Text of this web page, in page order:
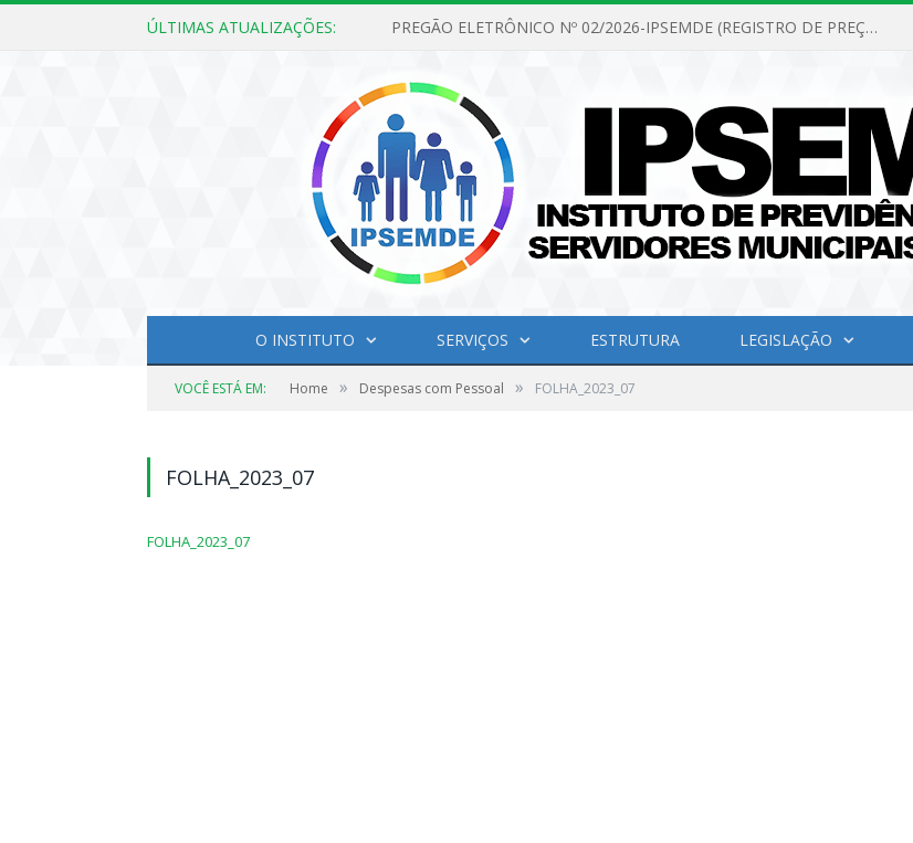
ÚLTIMAS ATUALIZAÇÕES: PREGÃO ELETRÔNICO Nº 02/2026-IPSEMDE (REGISTRO DE PREÇOS PARA FUTURA E EVENTUAL AQUISIÇÃO DE MATERIAL DE LIMPEZA E GÊNEROS ALIMENTÍCIOS PARA ATENDER AS NECESSIDADES DO INSTITUTO DE PREVIDÊNCIA SOCIAL DOS SERVIDORES MUNICIPAIS DE DOM ELISEU.)
O INSTITUTO SERVIÇOS ESTRUTURA LEGISLAÇÃO
VOCÊ ESTÁ EM: Home » Despesas com Pessoal » FOLHA_2023_07
FOLHA_2023_07
FOLHA_2023_07